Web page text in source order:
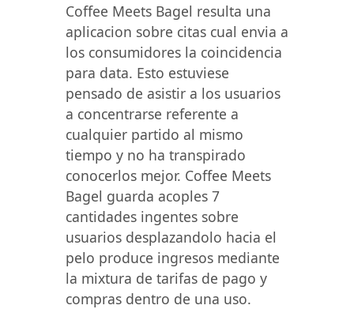
Coffee Meets Bagel resulta una
aplicacion sobre citas cual envia a
los consumidores la coincidencia
para data. Esto estuviese
pensado de asistir a los usuarios
a concentrarse referente a
cualquier partido al mismo
tiempo y no ha transpirado
conocerlos mejor. Coffee Meets
Bagel guarda acoples 7
cantidades ingentes sobre
usuarios desplazandolo hacia el
pelo produce ingresos mediante
la mixtura de tarifas de pago y
compras dentro de una uso.